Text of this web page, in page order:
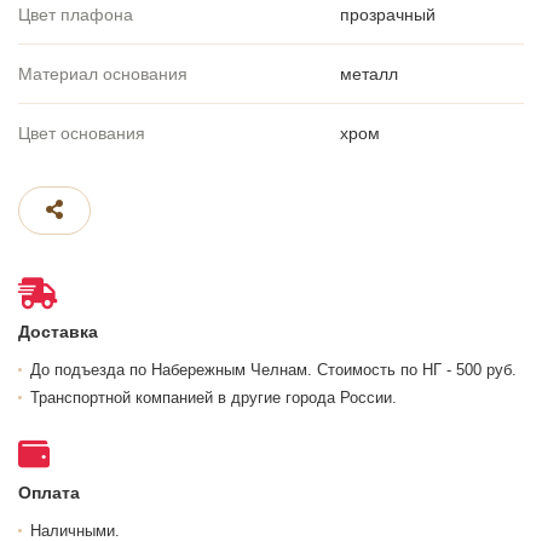
Цвет плафона прозрачный
Материал основания металл
Цвет основания хром
Доставка
До подъезда по Набережным Челнам. Стоимость по НГ - 500 руб.
Транспортной компанией в другие города России.
Оплата
Наличными.